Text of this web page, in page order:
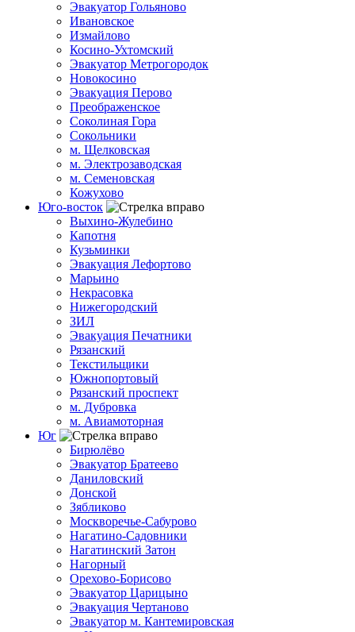
Эвакуатор Гольяново
Ивановское
Измайлово
Косино-Ухтомский
Эвакуатор Метрогородок
Новокосино
Эвакуация Перово
Преображенское
Соколиная Гора
Сокольники
м. Щелковская
м. Электрозаводская
м. Семеновская
Кожухово
Юго-восток
Выхино-Жулебино
Капотня
Кузьминки
Эвакуация Лефортово
Марьино
Некрасовка
Нижегородский
ЗИЛ
Эвакуация Печатники
Рязанский
Текстильщики
Южнопортовый
Рязанский проспект
м. Дубровка
м. Авиамоторная
Юг
Бирюлёво
Эвакуатор Братеево
Даниловский
Донской
Зябликово
Москворечье-Сабурово
Нагатино-Садовники
Нагатинский Затон
Нагорный
Орехово-Борисово
Эвакуатор Царицыно
Эвакуация Чертаново
Эвакуатор м. Кантемировская